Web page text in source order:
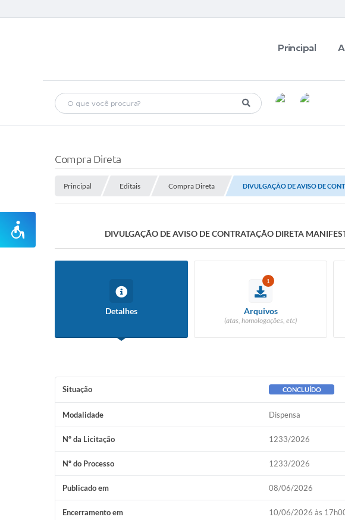
Principal
Compra Direta
Principal Editais Compra Direta DIVULGAÇÃO DE AVISO DE
DIVULGAÇÃO DE AVISO DE CONTRATAÇÃO DIRETA
Detalhes
1
Arquivos
(atas, homologações, etc)
Situação CONCLUÍDO
Modalidade Dispensa
Nº da Licitação 1233/2026
Nº do Processo 1233/2026
Publicado em 08/06/2026
Encerramento em 10/06/2026 às